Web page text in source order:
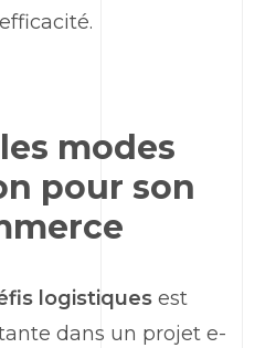
modes
pour son
logistiques est
dans un projet e-